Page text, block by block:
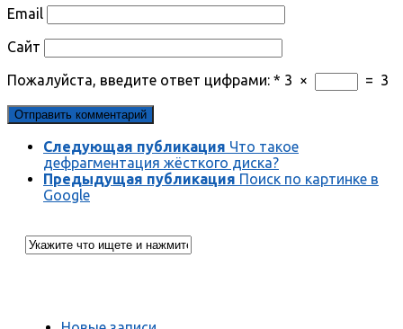
Email
Сайт
Пожалуйста, введите ответ цифрами: * 3 × = 3
Следующая публикация Что такое
дефрагментация жёсткого диска?
Предыдущая публикация Поиск по картинке в
Google